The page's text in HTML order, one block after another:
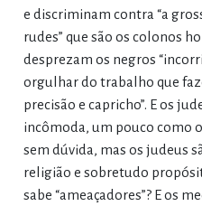
e discriminam contra “a
rudes” que são os colonos
desprezam os negros
orgulhar do trabalho que
precisão e capricho”. E os
incômoda, um pouco como
sem dúvida, mas os judeus
religião e sobretudo
sabe “ameaçadores”? E os